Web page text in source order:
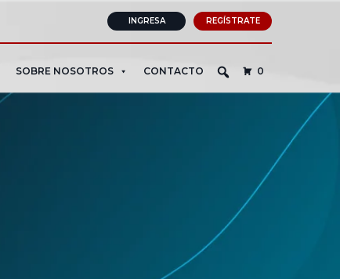
INGRESA REGÍSTRATE
SOBRE NOSOTROS CONTACTO 0